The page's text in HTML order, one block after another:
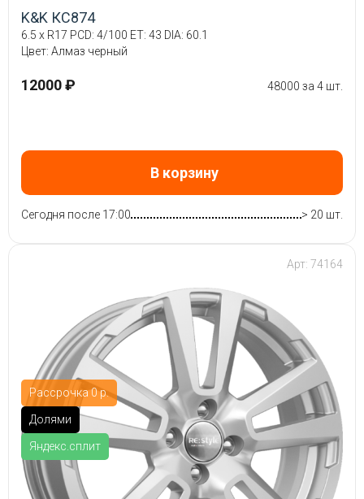
K&K КС874
6.5 x R17 PCD: 4/100 ET: 43 DIA: 60.1
Цвет: Алмаз черный
12000 ₽ 48000 за 4 шт.
В корзину
Сегодня после 17:00 > 20 шт.
Рассрочка 0 р.
Долями
Яндекс.сплит
Арт: 74164